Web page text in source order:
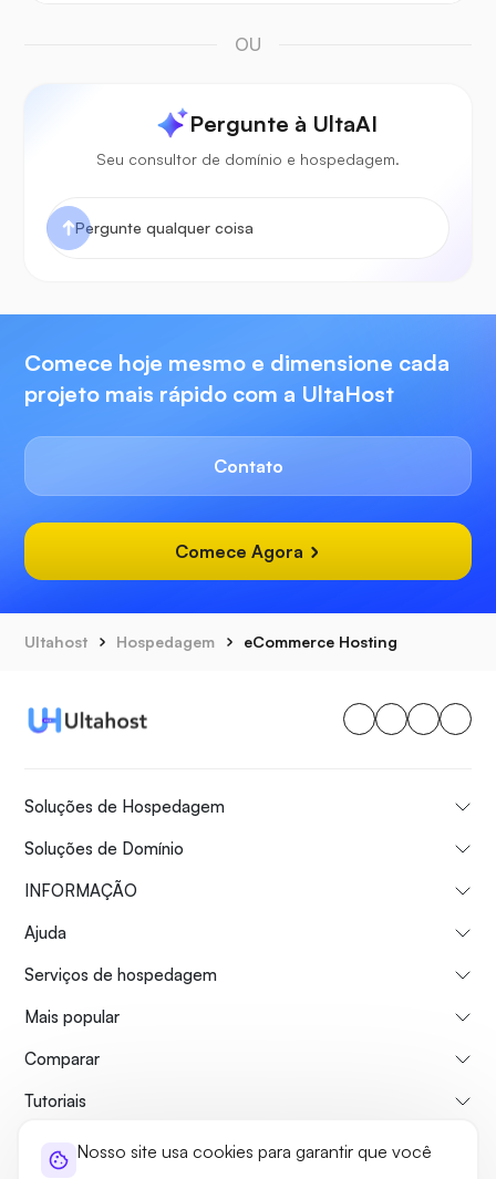
Nosso site usa cookies para garantir que você
OU
Pergunte à UltaAI
Seu consultor de domínio e hospedagem.
Comece hoje mesmo e dimensione cada
projeto mais rápido com a UltaHost
Contato
Comece Agora
Ultahost Hospedagem eCommerce Hosting
Soluções de Hospedagem
Soluções de Domínio
INFORMAÇÃO
Ajuda
Serviços de hospedagem
Mais popular
Comparar
Tutoriais
Sobre nós